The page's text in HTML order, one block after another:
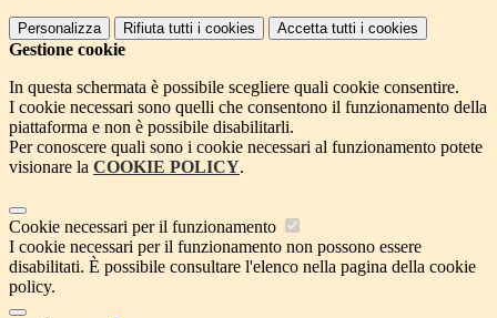
Personalizza Rifiuta tutti i cookies Accetta tutti i cookies
Gestione cookie
In questa schermata è possibile scegliere quali cookie consentire.
I cookie necessari sono quelli che consentono il funzionamento della
piattaforma e non è possibile disabilitarli.
Per conoscere quali sono i cookie necessari al funzionamento potete
visionare la COOKIE POLICY.
Cookie necessari per il funzionamento
I cookie necessari per il funzionamento non possono essere
disabilitati. È possibile consultare l'elenco nella pagina della cookie
policy.